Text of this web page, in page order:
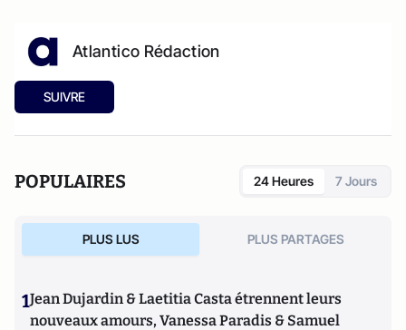
Atlantico Rédaction
SUIVRE
POPULAIRES 24 Heures 7 Jours
PLUS LUS PLUS PARTAGES
1Jean Dujardin & Laetitia Casta étrennent leurs
nouveaux amours, Vanessa Paradis & Samuel